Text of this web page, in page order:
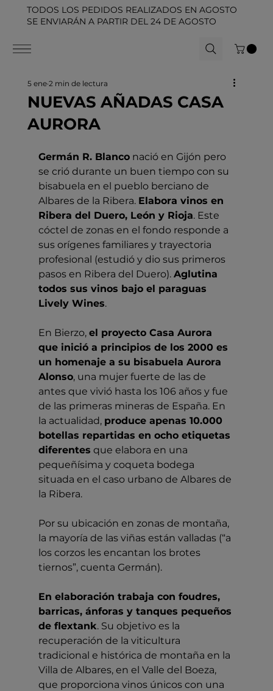
TODOS LOS PEDIDOS REALIZADOS EN AGOSTO
SE ENVIARÁN A PARTIR DEL 24 DE AGOSTO
NUEVAS AÑADAS CASA
AURORA
5 ene 2 min de lectura
Germán R. Blanco nació en Gijón pero
se crió durante un buen tiempo con su
bisabuela en el pueblo berciano de
Albares de la Ribera. Elabora vinos en
Ribera del Duero, León y Rioja. Este
cóctel de zonas en el fondo responde a
sus orígenes familiares y trayectoria
profesional (estudió y dio sus primeros
pasos en Ribera del Duero). Aglutina
todos sus vinos bajo el paraguas
Lively Wines.
En Bierzo, el proyecto Casa Aurora
que inició a principios de los 2000 es
un homenaje a su bisabuela Aurora
Alonso, una mujer fuerte de las de
antes que vivió hasta los 106 años y fue
de las primeras mineras de España. En
la actualidad, produce apenas 10.000
botellas repartidas en ocho etiquetas
diferentes que elabora en una
pequeñísima y coqueta bodega
situada en el caso urbano de Albares de
la Ribera.
Por su ubicación en zonas de montaña,
la mayoría de las viñas están valladas (“a
los corzos les encantan los brotes
tiernos”, cuenta Germán).
En elaboración trabaja con foudres,
barricas, ánforas y tanques pequeños
de flextank. Su objetivo es la
recuperación de la viticultura
tradicional e histórica de montaña en la
Villa de Albares, en el Valle del Boeza,
que proporciona vinos únicos con una